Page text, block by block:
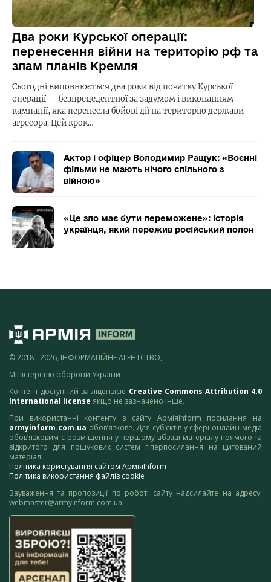
Два роки Курської операції:
перенесення війни на територію рф та
злам планів Кремля
Сьогодні виповнюється два роки від початку Курської
операції — безпрецедентної за задумом і виконанням
кампанії, яка перенесла бойові дії на територію держави-
агресора. Цей крок…
Актор і офіцер Володимир Ращук: «Воєнні
фільми не мають нічого спільного з
війною»
«Це зло має бути переможене»: історія
українця, який пережив російський полон
© 2018 - 2026, ІНФОРМАЦІЙНЕ АГЕНТСТВО,
Міністерство оборони України
Контент доступний за ліцензією Creative Commons Attribution 4.0
International license якщо не зазначено інше.
При використанні контенту з сайту АрміяInform посилання на
armyinform.com.ua обов’язкове. Для суб’єктів у сфері онлайн-медіа
обов’язковим є розміщення у першому абзаці матеріалу прямого та
відкритого для пошукових систем гіперпосилання на цитований
матеріал.
Політика користування сайтом АрміяInform
Політика використання файлів cookie
Зауваження та пропозиції по роботі сайту надсилайте на адресу:
webmaster@armyinform.com.ua